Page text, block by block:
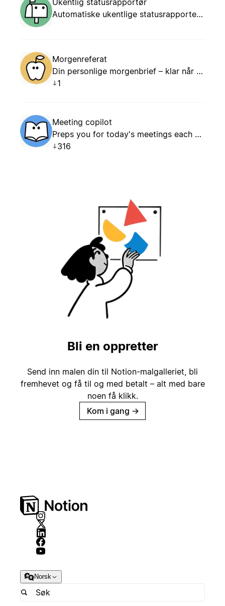
Ukentlig statusrapportør
Automatiske ukentlige statusrapporter fra Notion og Slack.
Morgenreferat
Din personlige morgenbrief – klar når dagen starter.
1
Meeting copilot
Preps you for today's meetings each morning and captures follow-up tasks from yesterday automatically.
316
Bli en oppretter
Send inn malen din til Notion-malgalleriet, bli
fremhevet og få til og med betalt – alt med bare
noen få klikk.
Kom i gang →
Norsk